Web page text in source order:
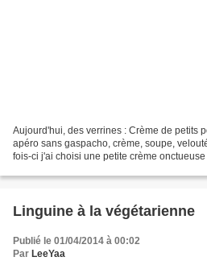
Aujourd'hui, des verrines : Crème de petits
apéro sans gaspacho, crème, soupe,
fois-ci j'ai choisi une petite crème
Linguine à la végétarienne
Publié le 01/04/2014 à 00:02
Par LeeYaa